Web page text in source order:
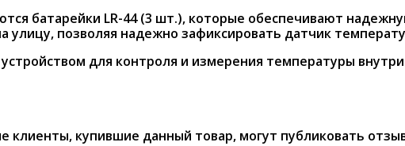
батарейки LR-44 (3 шт.), которые обеспечивают
улицу, позволяя надежно зафиксировать датчик
для контроля и измерения температуры
клиенты, купившие данный товар, могут публиковать